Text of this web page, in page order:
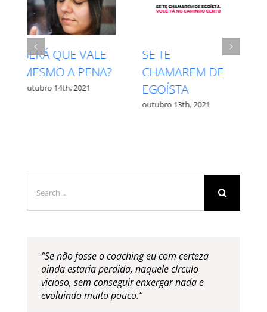
INTUIÇÃO X
MEDO – QUAL É
QUAL?
RESPEITE SEU
PROCESSO
outubro 27th, 2021
for:
“Se não fosse o coaching eu com certeza
ainda estaria perdida, naquele círculo
vicioso, sem conseguir enxergar nada e
evoluindo muito pouco.”